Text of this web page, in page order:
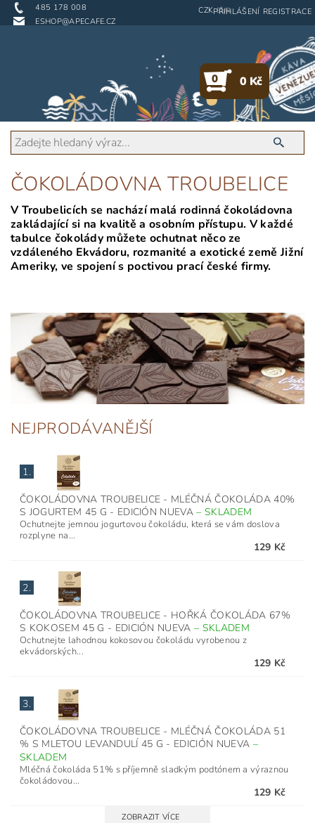
485 178 008
ESHOP@APECAFE.CZ
CZK EUR
PŘIHLÁŠENÍ REGISTRACE
0 0 Kč
ČOKOLÁDOVNA TROUBELICE
V Troubelicích se nachází malá rodinná čokoládovna
zakládající si na kvalitě a osobním přístupu. V každé
tabulce čokolády můžete ochutnat něco ze
vzdáleného Ekvádoru, rozmanité a exotické země Jižní
Ameriky, ve spojení s poctivou prací české firmy.
NEJPRODÁVANĚJŠÍ
1.
ČOKOLÁDOVNA TROUBELICE - MLÉČNÁ ČOKOLÁDA 40%
S JOGURTEM 45 G - EDICIÓN NUEVA–SKLADEM
Ochutnejte jemnou jogurtovou čokoládu, která se vám doslova
rozplyne na...
129 Kč
2.
ČOKOLÁDOVNA TROUBELICE - HOŘKÁ ČOKOLÁDA 67%
S KOKOSEM 45 G - EDICIÓN NUEVA– SKLADEM
Ochutnejte lahodnou kokosovou čokoládu vyrobenou z
ekvádorských...
129 Kč
3.
ČOKOLÁDOVNA TROUBELICE - MLÉČNÁ ČOKOLÁDA 51
% S MLETOU LEVANDULÍ 45 G - EDICIÓN NUEVA –
SKLADEM
Mléčná čokoláda 51% s příjemně sladkým podtónem a výraznou
čokoládovou...
129 Kč
ZOBRAZIT VÍCE